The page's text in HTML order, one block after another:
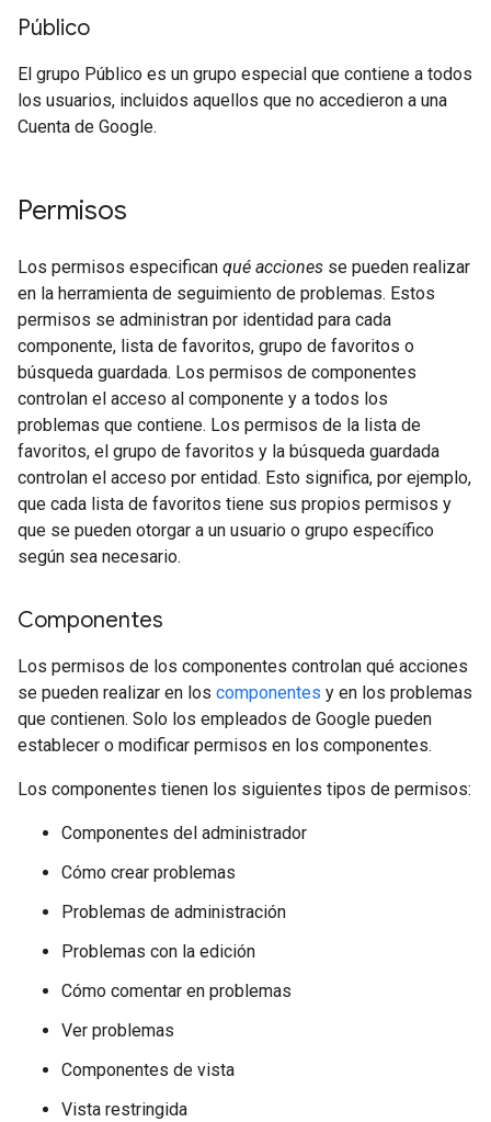
Público
El grupo Público es un grupo especial que contiene a todos
los usuarios, incluidos aquellos que no accedieron a una
Cuenta de Google.
Permisos
Los permisos especifican qué acciones se pueden realizar
en la herramienta de seguimiento de problemas. Estos
permisos se administran por identidad para cada
componente, lista de favoritos, grupo de favoritos o
búsqueda guardada. Los permisos de componentes
controlan el acceso al componente y a todos los
problemas que contiene. Los permisos de la lista de
favoritos, el grupo de favoritos y la búsqueda guardada
controlan el acceso por entidad. Esto significa, por ejemplo,
que cada lista de favoritos tiene sus propios permisos y
que se pueden otorgar a un usuario o grupo específico
según sea necesario.
Componentes
Los permisos de los componentes controlan qué acciones
se pueden realizar en los componentes y en los problemas
que contienen. Solo los empleados de Google pueden
establecer o modificar permisos en los componentes.
Los componentes tienen los siguientes tipos de permisos:
Componentes del administrador
Cómo crear problemas
Problemas de administración
Problemas con la edición
Cómo comentar en problemas
Ver problemas
Componentes de vista
Vista restringida